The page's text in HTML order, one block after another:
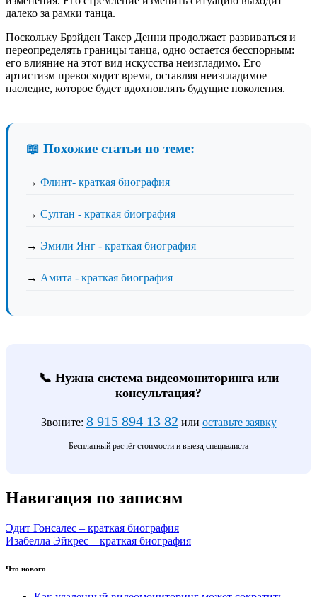
далеко за рамки танца.
Поскольку Брэйден Такер Денни продолжает развиваться и
переопределять границы танца, одно остается бесспорным:
его влияние на этот вид искусства неизгладимо. Его
артистизм превосходит время, оставляя неизгладимое
наследие, которое будет вдохновлять будущие поколения.
📖 Похожие статьи по теме:
→ Флинт- краткая биография
→ Султан - краткая биография
→ Эмили Янг - краткая биография
→ Амита - краткая биография
📞 Нужна система видеомониторинга или
консультация?
Звоните: 8 915 894 13 82 или оставьте заявку
Бесплатный расчёт стоимости и выезд специалиста
Навигация по записям
Эдит Гонсалес – краткая биография
Изабелла Эйкрес – краткая биография
Что нового